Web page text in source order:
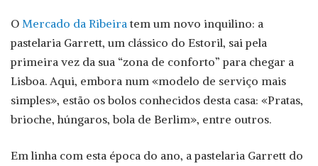
O Mercado da Ribeiratem um novo inquilino: a
pastelaria Garrett, um clássico do Estoril, sai pela
primeira vez da sua “zona de conforto” para chegar a
Lisboa. Aqui, embora num «modelo de serviço mais
simples», estão os bolos conhecidos desta casa: «Pratas,
brioche, húngaros, bola de Berlim», entre outros.
Em linha com esta época do ano, a pastelaria Garrett do